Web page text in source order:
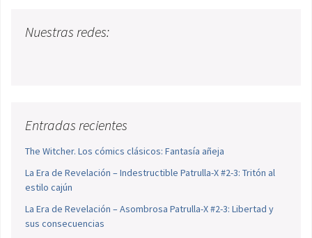
Nuestras redes:
Entradas recientes
The Witcher. Los cómics clásicos: Fantasía añeja
La Era de Revelación – Indestructible Patrulla-X #2-3: Tritón al
estilo cajún
La Era de Revelación – Asombrosa Patrulla-X #2-3: Libertad y
sus consecuencias